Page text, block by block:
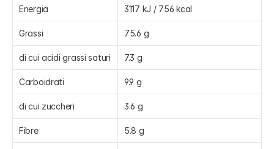
Energia 3117 kJ / 756 kcal
Grassi 75.6 g
di cui acidi grassi saturi 7.3 g
Carboidrati 9.9 g
di cui zuccheri 3.6 g
Fibre 5.8 g